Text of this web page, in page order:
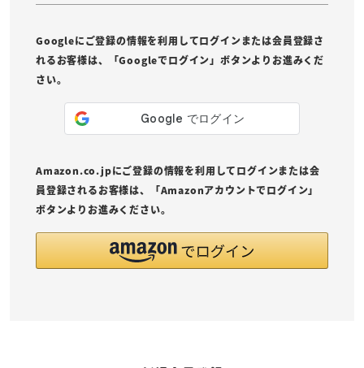
Googleにご登録の情報を利用してログインまたは会員登録さ
れるお客様は、「Googleでログイン」ボタンよりお進みくだ
さい。
Amazon.co.jpにご登録の情報を利用してログインまたは会
員登録されるお客様は、「Amazonアカウントでログイン」
ボタンよりお進みください。